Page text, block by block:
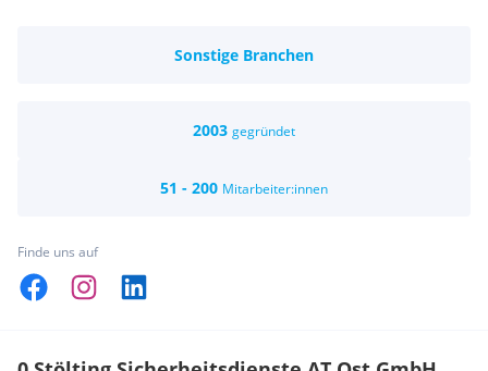
können dich auf verschiedenen Positionen einteilen - gib uns
Sonstige Branchen
2003 gegründet
51 - 200 Mitarbeiter:innen
Finde uns auf